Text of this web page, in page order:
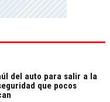
del auto para salir a la
que pocos